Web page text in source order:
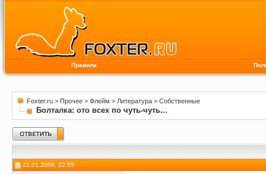
Правила
Foxter.ru > Прочее > Флейм > Литература > Собственные
Болталка: ото всех по чуть-чуть...
21.01.2006, 22:55